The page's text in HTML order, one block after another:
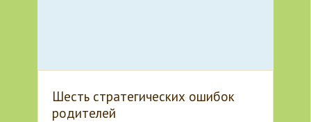
Шесть стратегических ошибок
родителей